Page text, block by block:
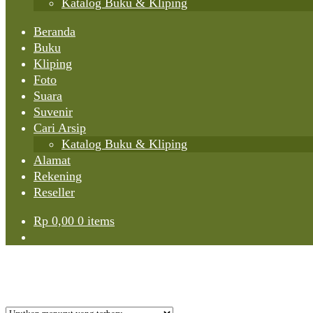
Katalog Buku & Kliping
Beranda
Buku
Kliping
Foto
Suara
Suvenir
Cari Arsip
Katalog Buku & Kliping
Alamat
Rekening
Reseller
Rp 0,00 0 items